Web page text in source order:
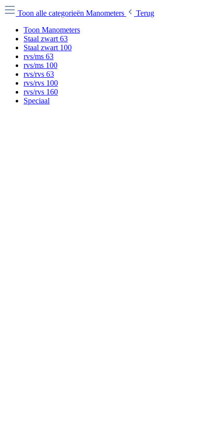
Toon alle categorieën Manometers
Terug
Toon Manometers
Staal zwart 63
Staal zwart 100
rvs/ms 63
rvs/ms 100
rvs/rvs 63
rvs/rvs 100
rvs/rvs 160
Speciaal